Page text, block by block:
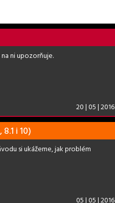
ni upozorňuje.
20 | 05 | 2016
i 10)
si ukážeme, jak problém